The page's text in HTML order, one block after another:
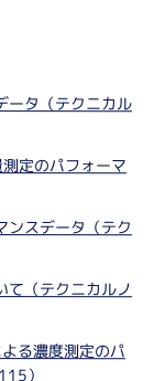
ータ（テクニカル
定のパフォーマ
ンスデータ（テク
て（テクニカルノ
る濃度測定のパ
）